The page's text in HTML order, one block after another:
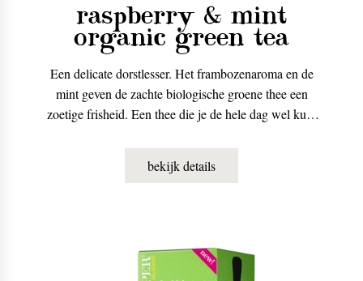
raspberry & mint
organic green tea
Een delicate dorstlesser. Het frambozenaroma en de
mint geven de zachte biologische groene thee een
zoetige frisheid. Een thee die je de hele dag wel kunt
bekijk details